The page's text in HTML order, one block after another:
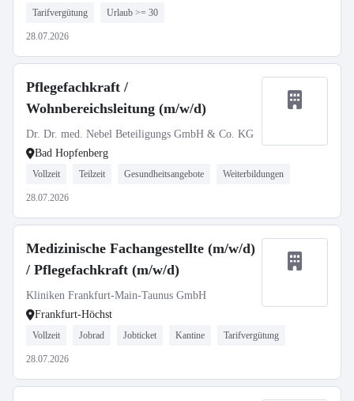
Tarifvergütung Urlaub >= 30
28.07.2026
Pflegefachkraft /
Wohnbereichsleitung (m/w/d)
Dr. Dr. med. Nebel Beteiligungs GmbH & Co. KG
Bad Hopfenberg
Vollzeit Teilzeit Gesundheitsangebote Weiterbildungen
28.07.2026
Medizinische Fachangestellte (m/w/d)
/ Pflegefachkraft (m/w/d)
Kliniken Frankfurt-Main-Taunus GmbH
Frankfurt-Höchst
Vollzeit Jobrad Jobticket Kantine Tarifvergütung
28.07.2026